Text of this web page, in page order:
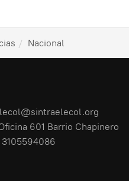
Nacional
601 Barrio Chapinero
3105594086